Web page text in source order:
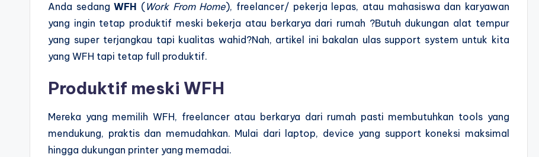
Anda sedangWFH (Work From Home), freelancer/ pekerja lepas, atau mahasiswa dan karyawan
yang ingin tetap produktif meski bekerja atau berkarya dari rumah ?Butuh dukungan alat tempur
yang super terjangkau tapi kualitas wahid?Nah, artikel ini bakalan ulas support system untuk kita
yang WFH tapi tetap full produktif.
Produktif meski WFH
Mereka yang memilih WFH, freelancer atau berkarya dari rumah pasti membutuhkan tools yang
mendukung, praktis dan memudahkan. Mulai dari laptop, device yang support koneksi maksimal
hingga dukungan printer yang memadai.